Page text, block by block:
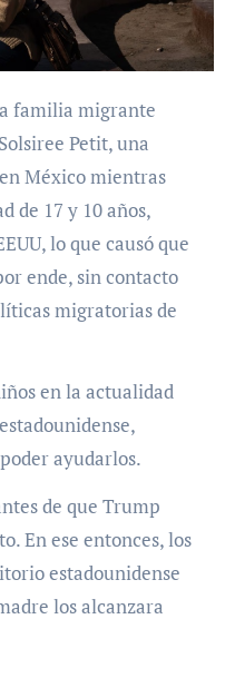
Petit, una
México mientras
de 17 y 10 años,
lo que causó que
ende, sin contacto
migratorias de
en la actualidad
ayudarlos.
de que Trump
En ese entonces, los
estadounidense
los alcanzara